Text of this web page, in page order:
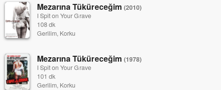
Mezarına Tüküreceğim (2010)
I Spit on Your Grave
108 dk
Gerilim, Korku
Mezarına Tüküreceğim (1978)
I Spit on Your Grave
101 dk
Gerilim, Korku